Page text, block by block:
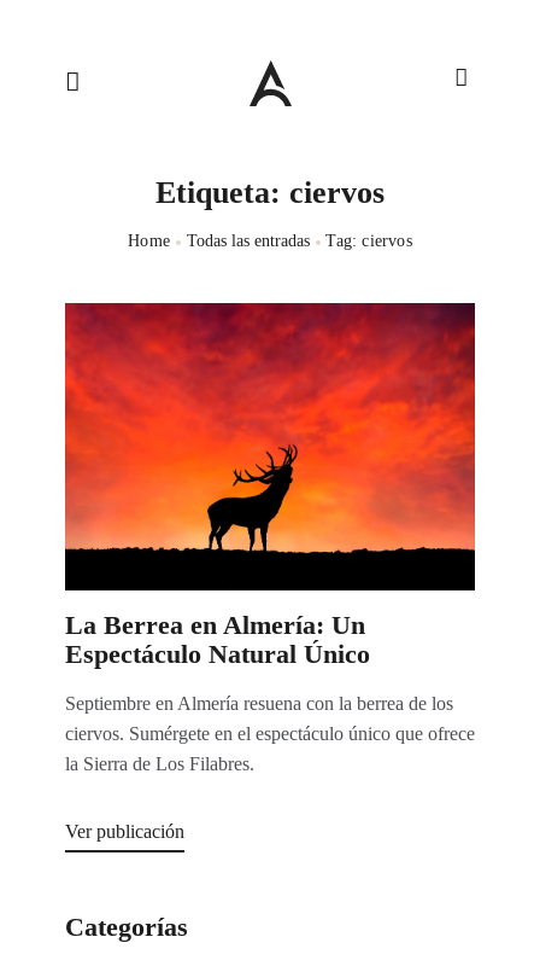
Etiqueta: ciervos
Home Todas las entradas Tag: ciervos
La Berrea en Almería: Un
Espectáculo Natural Único
Septiembre en Almería resuena con la berrea de los
ciervos. Sumérgete en el espectáculo único que ofrece
la Sierra de Los Filabres.
Ver publicación
Categorías